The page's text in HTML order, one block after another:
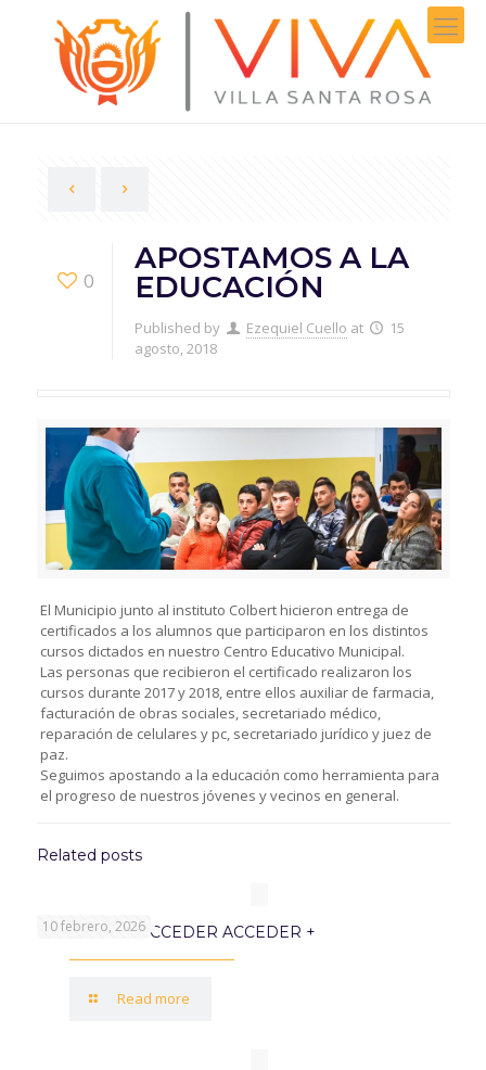
0
APOSTAMOS A LA
EDUCACIÓN
Published by Ezequiel Cuello at
15
agosto, 2018
El Municipio junto al instituto Colbert hicieron entrega de
certificados a los alumnos que participaron en los distintos
cursos dictados en nuestro Centro Educativo Municipal.
Las personas que recibieron el certificado realizaron los
cursos durante 2017 y 2018, entre ellos auxiliar de farmacia,
facturación de obras sociales, secretariado médico,
reparación de celulares y pc, secretariado jurídico y juez de
paz.
Seguimos apostando a la educación como herramienta para
el progreso de nuestros jóvenes y vecinos en general.
Related posts
10 febrero, 2026
PROGRAMA ACCEDER ACCEDER +
Read more